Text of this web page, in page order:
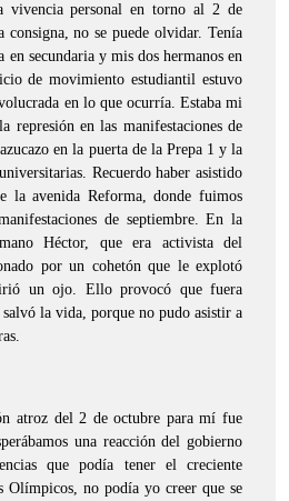
vivencia personal en torno al 2 de
consigna, no se puede olvidar. Tenía
en secundaria y mis dos hermanos en
de movimiento estudiantil estuvo
en lo que ocurría. Estaba mi
represión en las manifestaciones de
en la puerta de la Prepa 1 y la
Recuerdo haber asistido
la avenida Reforma, donde fuimos
de septiembre. En la
Héctor, que era activista del
por un cohetón que le explotó
un ojo. Ello provocó que fuera
la vida, porque no pudo asistir a
atroz del 2 de octubre para mí fue
una reacción del gobierno
que podía tener el creciente
Olímpicos, no podía yo creer que se